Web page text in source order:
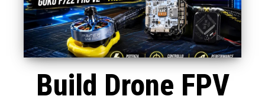
Build Drone FPV